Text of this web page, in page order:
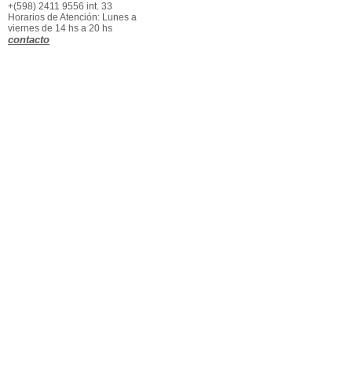
+(598) 2411 9556 int. 33
Horarios de Atención: Lunes a
viernes de 14 hs a 20 hs
contacto